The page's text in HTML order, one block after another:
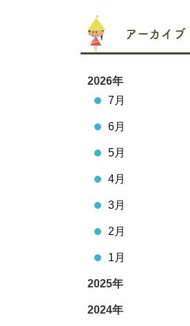
アーカイブ
2026年
7月
6月
5月
4月
3月
2月
1月
2025年
2024年